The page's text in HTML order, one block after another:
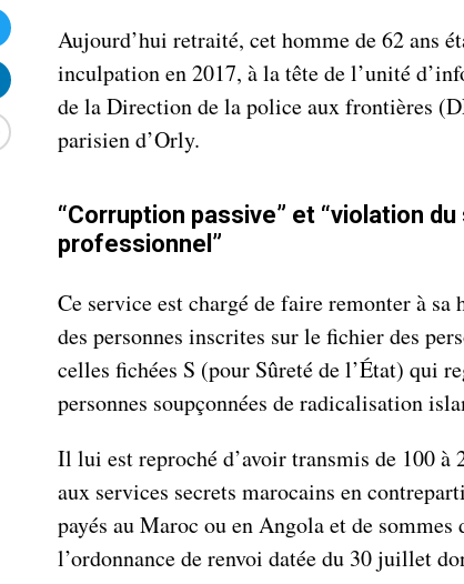
Aujourd’hui retraité, cet homme de 62 ans
inculpation en 2017, à la tête de l’unité
de la Direction de la police aux frontières
parisien d’Orly.
“Corruption passive” et “violation
professionnel”
Ce service est chargé de faire remonter à sa
des personnes inscrites sur le fichier des
celles fichées S (pour Sûreté de l’État) qui
personnes soupçonnées de radicalisation
Il lui est reproché d’avoir transmis de 100 à
aux services secrets marocains en
payés au Maroc ou en Angola et de sommes
l’ordonnance de renvoi datée du 30 juillet